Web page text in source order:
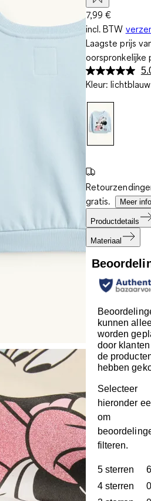
7,99 €
incl. BTW
Laagste prijs
oorspronkelijke
Kleur: lichtblauw
gratis.
Meer
Productdetails
Materiaal
kunnen
worden
door
de
hebben
Selecteer
hieronder
om
filteren.
5 sterren
6
4 sterren
0